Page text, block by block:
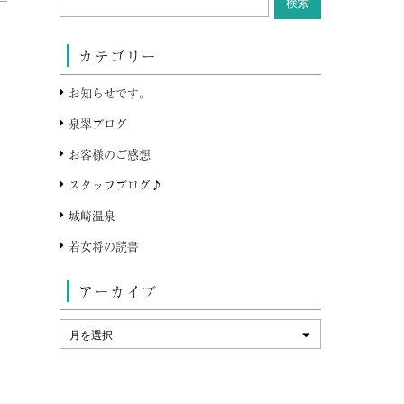
カテゴリー
お知らせです。
泉翠ブログ
お客様のご感想
スタッフブログ♪
城崎温泉
若女将の読書
アーカイブ